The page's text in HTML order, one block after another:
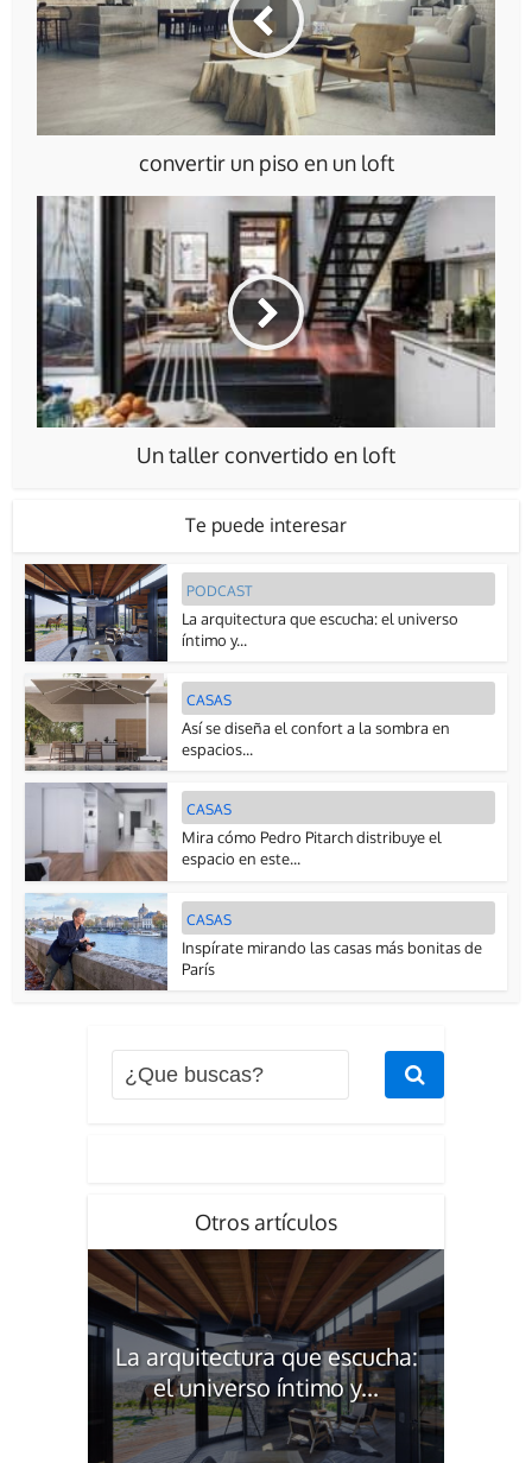
convertir un piso en un loft
Un taller convertido en loft
Te puede interesar
PODCAST
La arquitectura que escucha: el universo
íntimo y...
CASAS
Así se diseña el confort a la sombra en
espacios...
CASAS
Mira cómo Pedro Pitarch distribuye el
espacio en este...
CASAS
Inspírate mirando las casas más bonitas de
París
Otros artículos
La arquitectura que escucha:
el universo íntimo y...